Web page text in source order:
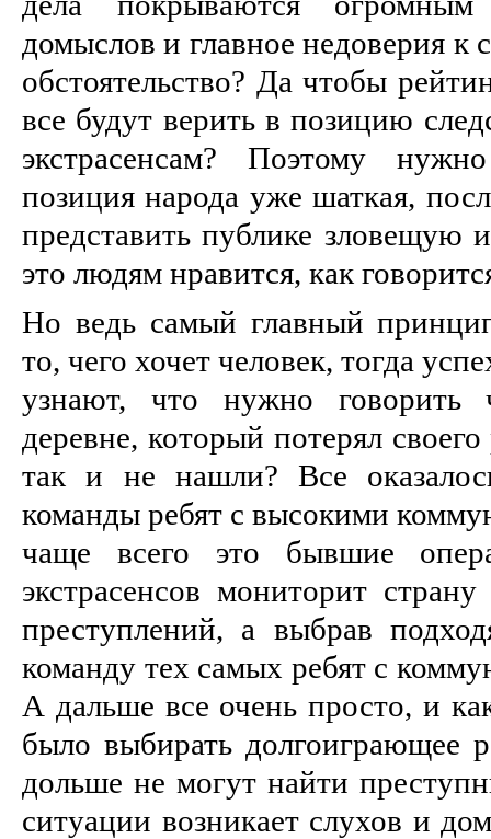
домыслов и главное недоверия к
обстоятельство? Да чтобы
все будут верить в позицию
экстрасенсам? Поэтому
позиция народа уже шаткая,
представить публике зловещую
это людям нравится, как
Но ведь самый главный принцип
то, чего хочет человек, тогда
узнают, что нужно говорить
деревне, который потерял
так и не нашли? Все
команды ребят с высокими
чаще всего это бывшие
экстрасенсов мониторит
преступлений, а выбрав
команду тех самых ребят с
А дальше все очень просто, и
было выбирать долгоиграющее
дольше не могут найти
ситуации возникает слухов и